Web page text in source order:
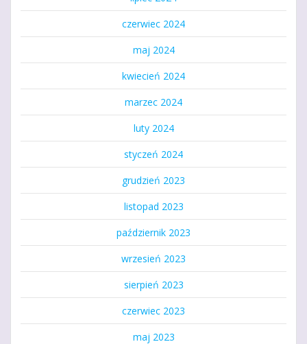
czerwiec 2024
maj 2024
kwiecień 2024
marzec 2024
luty 2024
styczeń 2024
grudzień 2023
listopad 2023
październik 2023
wrzesień 2023
sierpień 2023
czerwiec 2023
maj 2023